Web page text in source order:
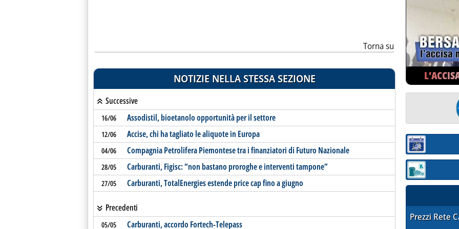
Torna su
NOTIZIE NELLA STESSA SEZIONE
Successive
16/06 Assodistil, bioetanolo opportunità per il settore
12/06 Accise, chi ha tagliato le aliquote in Europa
04/06 Compagnia Petrolifera Piemontese tra i finanziatori di Futuro Nazionale
28/05 Carburanti, Figisc: “non bastano proroghe e interventi tampone”
27/05 Carburanti, TotalEnergies estende price cap fino a giugno
Precedenti
05/05 Carburanti, accordo Fortech-Telepass
Sezione:
Sezione:
Prezzi Rete